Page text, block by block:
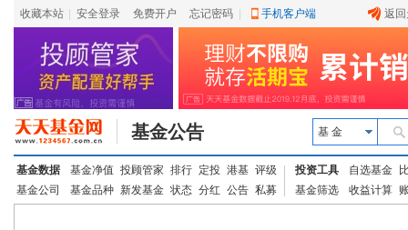
收藏本站 安全登录 免费开户 忘记密码 手机客户端 返
基金公告 基 金
基金数据 基金净值 投顾管家 排行 定投 港基 评级
基金公司
基金品种 新发基金 状态 分红 公告 私募
投资工具 自选基金
基金筛选
收益计算